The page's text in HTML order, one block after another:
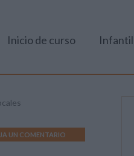
Inicio de curso Infantil
UN COMENTARIO